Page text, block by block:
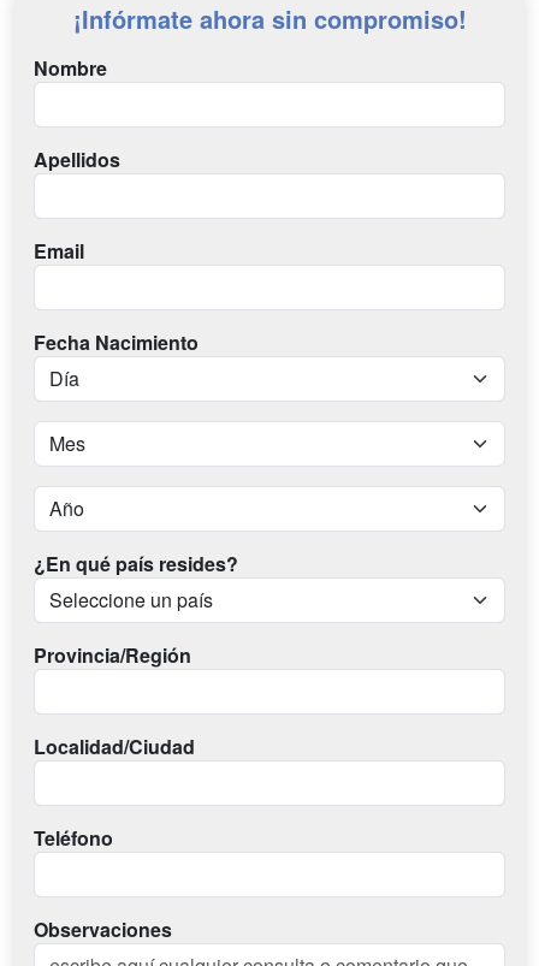
¡Infórmate ahora sin compromiso!
Nombre
Apellidos
Email
Fecha Nacimiento
¿En qué país resides?
Provincia/Región
Localidad/Ciudad
Teléfono
Observaciones